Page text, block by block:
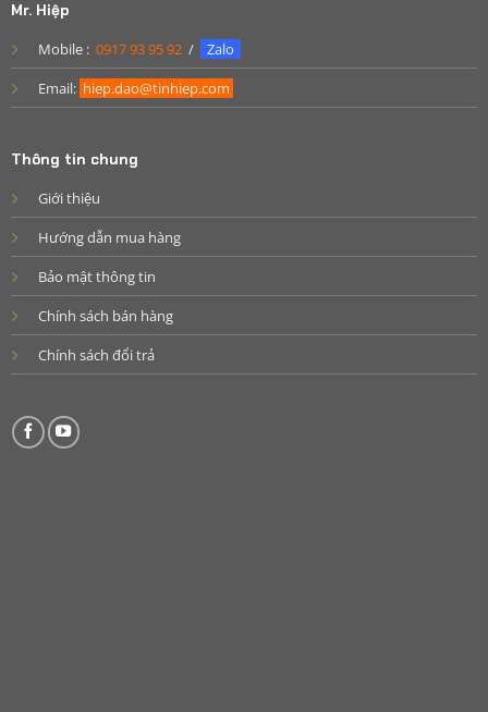
Mr. Hiệp
Mobile : 0917 93 95 92/
Zalo
Email: hiep.dao@tinhiep.com
Thông tin chung
Giới thiệu
Hướng dẫn mua hàng
Bảo mật thông tin
Chính sách bán hàng
Chính sách đổi trả